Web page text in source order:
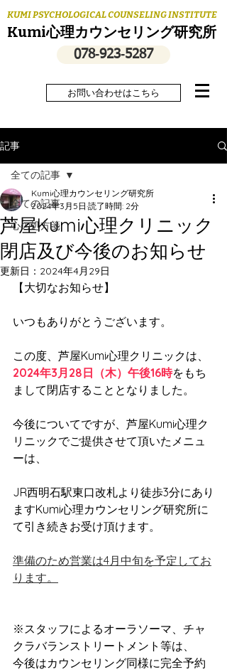
KUMI PSYCHOLOGICAL COUNSELING INSTITUTE
Kumi心理カウンセリング研究所
078‐923‐5287
お問い合わせはこちら
記事
全ての記事
心の処方箋
全ての記事
芦屋Kumi心理クリニック
閉店及び今後のお知らせ
Kumi心理カウンセリング研究所
2024年3月5日 読了時間: 2分
更新日： 2024年4月29日
【大切なお知らせ】
いつもありがとうございます。
この度、芦屋Kumi心理クリニックは、
2024年3月28日（木）午後16時をもち
まして閉店することとなりました。
今後についてですが、芦屋Kumi心理ク
リニックでご提供させて頂いたメニュ
ーは、
JR西明石駅東口改札より徒歩3分にあり
ますKumi心理カウンセリング研究所に
て引き続きお受け頂けます。
準備のため営業は4月中旬を予定してお
ります。
※スタッフによるオーラソーマ、チャ
クラバランストリートメント等は、
今後はカウンセリング同様に完全予約